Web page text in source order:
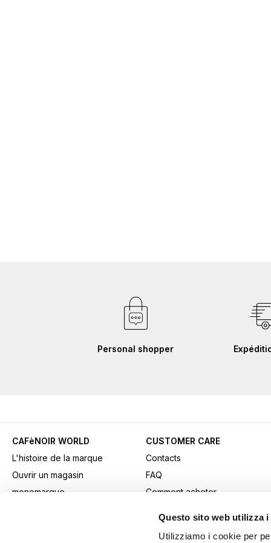
Questo sito web utilizza i
Utilizziamo i cookie per
Personal shopper
CAFèNOIR WORLD
L'histoire de la marque
Ouvrir un magasin
monomarque
CUSTOMER CARE
Contacts
FAQ
Comment acheter
Expédition